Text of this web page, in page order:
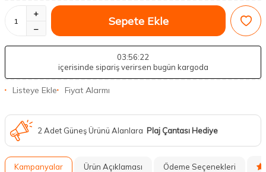
Sepete Ekle
03:56:21
içerisinde sipariş verirsen bugün kargoda
Listeye Ekle Fiyat Alarmı
2 Adet Güneş Ürünü Alanlara Plaj Çantası Hediye
Kampanyalar Ürün Açıklaması Ödeme Seçenekleri